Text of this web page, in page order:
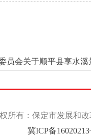
员会关于顺平县享水
所有：保定市发展和
冀ICP备